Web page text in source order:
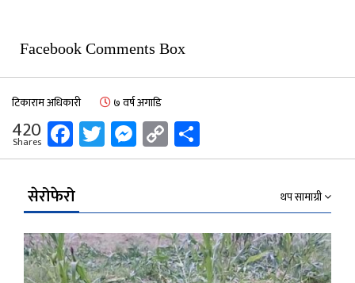
Facebook Comments Box
टिकाराम अधिकारी ७ वर्ष अगाडि
420
Shares Facebook
Twitter
Messenger
Copy
Link
सेरोफेरो थप सामाग्री